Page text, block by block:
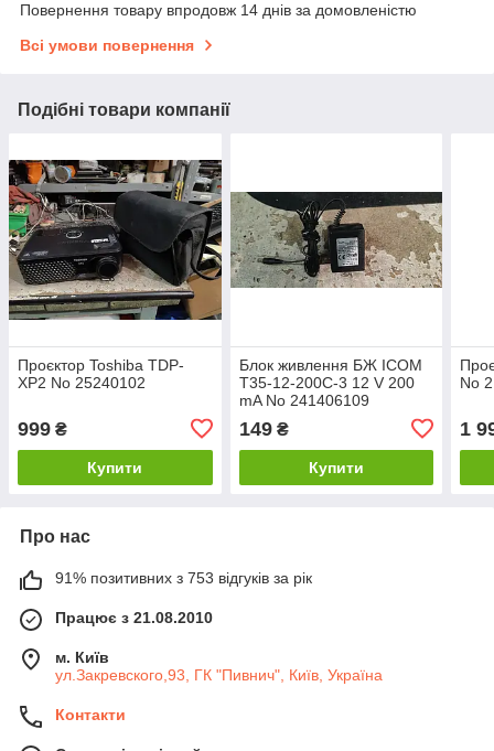
Повернення товару впродовж 14 днів за домовленістю
Всі умови повернення
Подібні товари компанії
Проєктор Toshiba TDP-
XP2 No 25240102
999 ₴
Купити
Блок живлення БЖ ICOM
T35-12-200C-3 12 V 200
mA No 241406109
149₴
Купити
No
1
Про нас
91% позитивних з 753 відгуків за рік
Працює з 21.08.2010
м. Київ
ул.Закревского,93, ГК "Пивнич", Київ, Україна
Контакти